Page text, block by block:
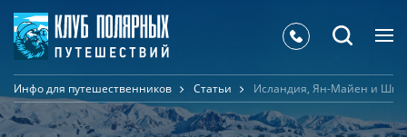
Инфо для путешественников Статьи Исландия, Ян-Майен и